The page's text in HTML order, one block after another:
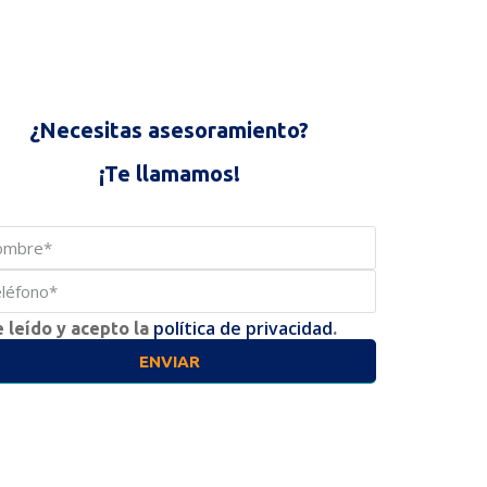
¿Necesitas asesoramiento?
¡Te llamamos!
leído y acepto la política de privacidad.
ENVIAR